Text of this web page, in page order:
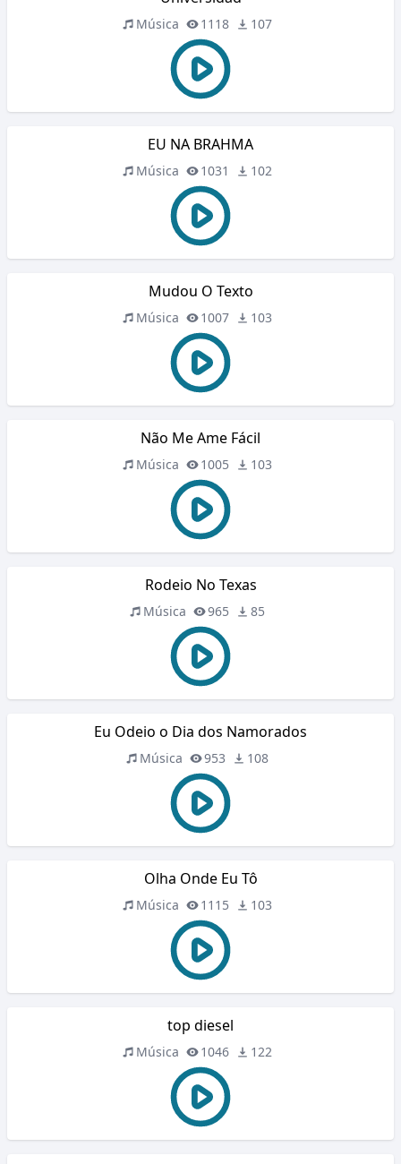
Música 1118 107
EU NA BRAHMA
Música 1031 102
Mudou O Texto
Música 1007 103
Não Me Ame Fácil
Música 1005 103
Rodeio No Texas
Música 965 85
Eu Odeio o Dia dos Namorados
Música 953 108
Olha Onde Eu Tô
Música 1115 103
top diesel
Música 1046 122